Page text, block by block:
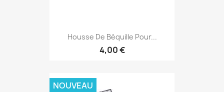
Housse De Béquille Pour...
4,00 €
NOUVEAU